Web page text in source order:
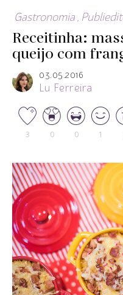
Gastronomia
Receitinha:
queijo com
03.05.2016
Lu Ferreira
3 0 0 1